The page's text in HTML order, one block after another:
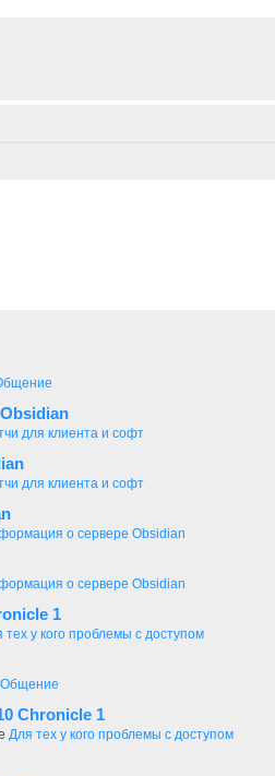
для клиента и софт
для клиента и софт
о сервере Obsidian
о сервере Obsidian
1
тех у кого проблемы с доступом
Общение
Chronicle 1
Для тех у кого проблемы с доступом